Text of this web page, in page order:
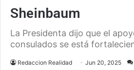
Sheinbaum
La Presidenta dijo que el
consulados se está
Redaccion Realidad Jun 20, 2025